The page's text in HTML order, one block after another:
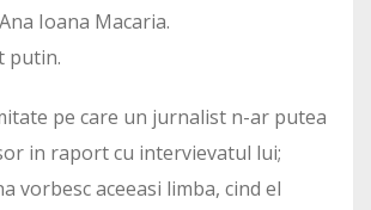
Ioana Macaria.
putin.
pe care un jurnalist n-ar putea
in raport cu intervievatul lui;
vorbesc aceeasi limba, cind el